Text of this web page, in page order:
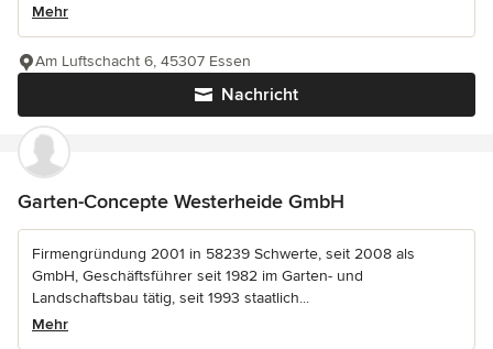
Mehr
Nachricht
Am Luftschacht 6, 45307 Essen
Garten-Concepte Westerheide GmbH
Firmengründung 2001 in 58239 Schwerte, seit 2008 als
GmbH, Geschäftsführer seit 1982 im Garten- und
Landschaftsbau tätig, seit 1993 staatlich...
Mehr